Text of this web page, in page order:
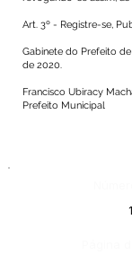
Art. 3º - Registre-se,
Gabinete do Prefeito
de 2020.
Francisco Ubiracy
Prefeito Municipal